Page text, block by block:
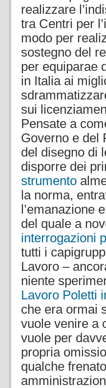
realizzare
tra Centri per
modo per
sostegno del
per equiparae
in Italia ai
sui
Pensate a
Governo e del
del disegno di
disporre dei
strumento
la norma,
l’emanazione
del quale a
interrogazioni
tutti i
Lavoro –
niente
Lavoro Poletti
che era ormai
vuole venire a
vuole per
propria
qualche